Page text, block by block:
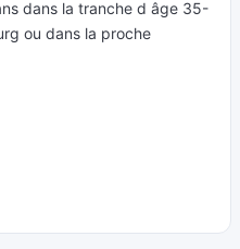
dans la tranche d âge 35-
ou dans la proche